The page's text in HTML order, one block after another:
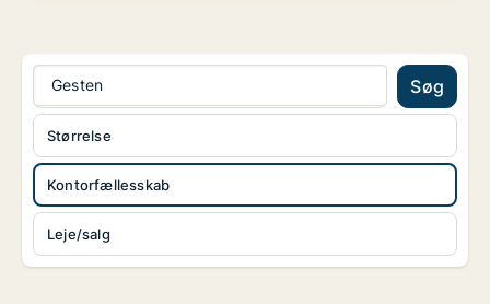
Gesten Søg
Kontorfællesskab
Leje/salg
Størrelse